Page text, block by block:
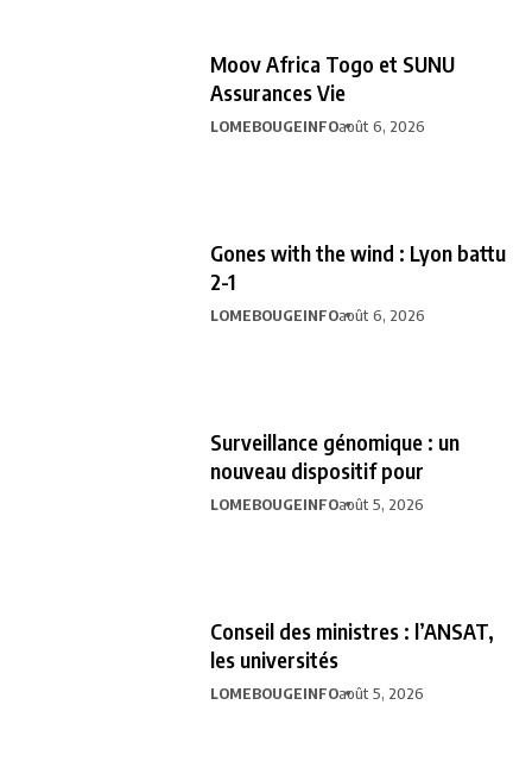
Moov Africa Togo et SUNU
Assurances Vie
LOMEBOUGEINFOaoût 6, 2026
Gones with the wind : Lyon battu
2-1
LOMEBOUGEINFOaoût 6, 2026
Surveillance génomique : un
nouveau dispositif pour
LOMEBOUGEINFOaoût 5, 2026
Conseil des ministres : l’ANSAT,
les universités
LOMEBOUGEINFOaoût 5, 2026